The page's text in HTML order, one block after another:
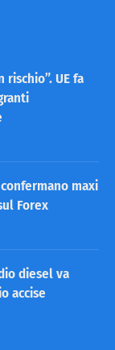
rischio”. UE fa
maxi
Forex
diesel va
accise